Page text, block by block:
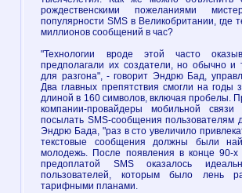
рождественскими пожеланиями
популярности SMS в Великобритании, где
миллионов сообщений в час?
"Технологии вроде этой часто
предполагали их создатели, но обычно и
для разгона", - говорит Эндрю Бад,
Два главных препятствия смогли на годы
длиной в 160 символов, включая пробелы.
компании-провайдеры мобильной
посылать SMS-сообщения пользователям
Эндрю Бада, "раз в сто увеличило
текстовые сообщения должны были
молодежь. После появления в конце 90-
предоплатой SMS оказалось
пользователей, которым было лень
тарифными планами.